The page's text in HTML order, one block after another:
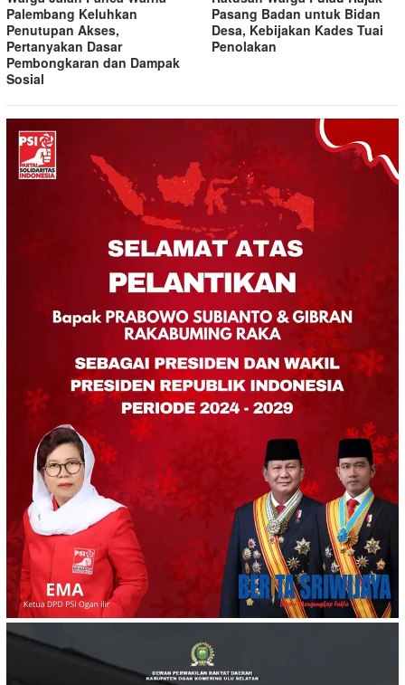
Palembang Keluhkan
Penutupan Akses,
Pertanyakan Dasar
Pembongkaran dan Dampak
Sosial
Pasang Badan untuk Bidan
Desa, Kebijakan Kades Tuai
Penolakan